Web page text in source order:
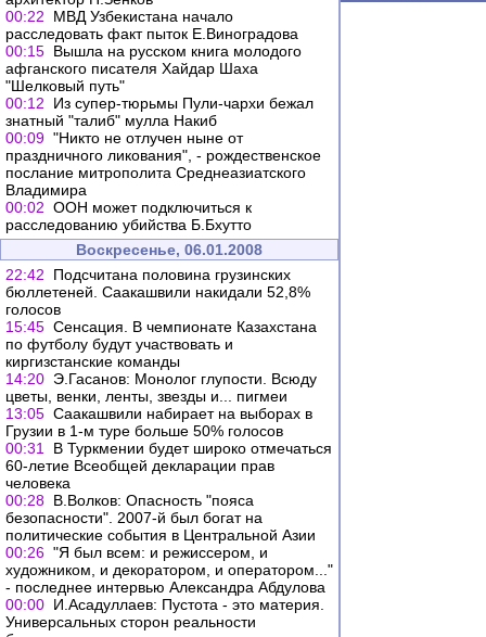
00:22
МВД Узбекистана начало
расследовать факт пыток Е.Виноградова
00:15 Вышла на русском книга молодого
афганского писателя Хайдар Шаха
"Шелковый путь"
00:12
Из супер-тюрьмы Пули-чархи бежал
знатный "талиб" мулла Накиб
00:09 "Никто не отлучен ныне от
праздничного ликования", - рождественское
послание митрополита Среднеазиатского
Владимира
00:02 ООН может подключиться к
расследованию убийства Б.Бхутто
Воскресенье, 06.01.2008
22:42
Подсчитана половина грузинских
бюллетеней. Саакашвили накидали 52,8%
голосов
15:45 Сенсация. В чемпионате Казахстана
по футболу будут участвовать и
киргизстанские команды
14:20 Э.Гасанов: Монолог глупости. Всюду
цветы, венки, ленты, звезды и... пигмеи
13:05 Cаакашвили набирает на выборах в
Грузии в 1-м туре больше 50% голосов
00:31
В Туркмении будет широко отмечаться
60-летие Всеобщей декларации прав
человека
00:28 В.Волков: Опасность "пояса
безопасности". 2007-й был богат на
политические события в Центральной Азии
00:26 "Я был всем: и режиссером, и
художником, и декоратором, и оператором..."
- последнее интервью Александра Абдулова
00:00 И.Асадуллаев: Пустота - это материя.
Универсальных сторон реальности